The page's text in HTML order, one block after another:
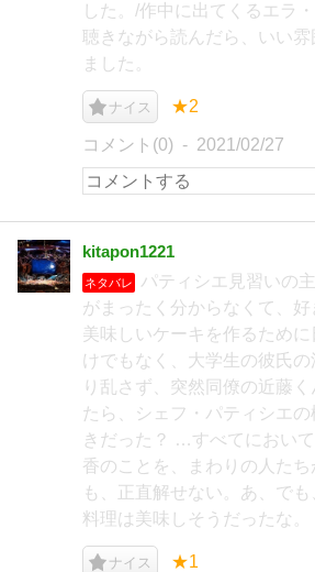
した。/作中に出てくるエラ
聴きながら読んだら、いい
ました。
ナイス ★2
コメント(0) 2021/02/27
kitapon1221
ネタバレ
パティシエ見習いの
がまったく分からなくて、好
美味しいケーキを作るため
けでもなく、大学生の彼氏
り乱さず、突然同僚の近藤
たら、シェフ・パティシエ
きだった？ …すべてにおい
香のことを、まわりの人た
も、正直解せない。あ、で
料理は美味しそうだったな。
ナイス ★1